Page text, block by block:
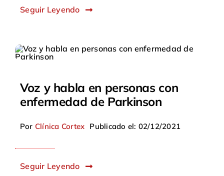
Seguir Leyendo
Voz y habla en personas con
enfermedad de Parkinson
Por Clínica Cortex Publicado el: 02/12/2021
Seguir Leyendo